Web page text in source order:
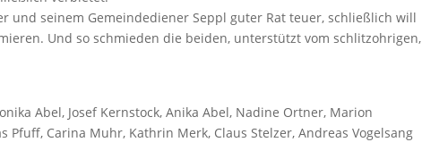
und seinem Gemeindediener Seppl guter Rat teuer, schließlich will
Und so schmieden die beiden, unterstützt vom schlitzohrigen,
Abel, Josef Kernstock, Anika Abel, Nadine Ortner, Marion
Pfuff, Carina Muhr, Kathrin Merk, Claus Stelzer, Andreas Vogelsang